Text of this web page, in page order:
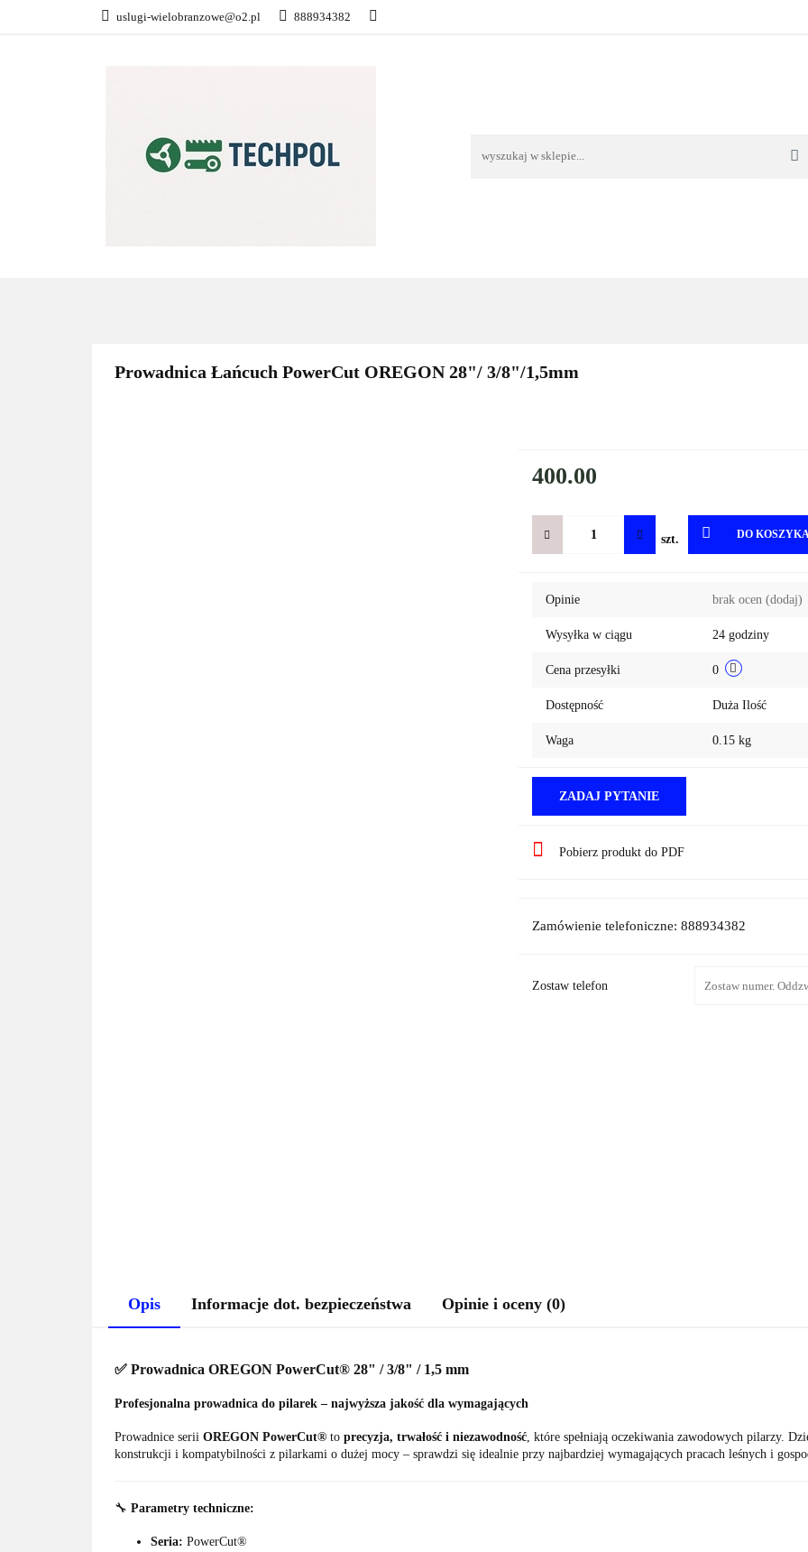
uslugi-wielobranzowe@o2.pl 888934382
Prowadnica Łańcuch PowerCut OREGON 28"/ 3/8"/1,5mm
400.00
szt. DO
Opinie brak ocen (dodaj)
Wysyłka w ciągu 24 godziny
Cena przesyłki 0
Dostępność Duża Ilość
Waga 0.15 kg
ZADAJ PYTANIE
Pobierz produkt do PDF
Zamówienie telefoniczne: 888934382
Zostaw telefon
Opis Informacje dot. bezpieczeństwa Opinie i oceny (0)
✅ Prowadnica OREGON PowerCut® 28" / 3/8" / 1,5 mm
Profesjonalna prowadnica do pilarek – najwyższa jakość dla wymagających
Prowadnice serii OREGON PowerCut® to precyzja, trwałość i niezawodność , które spełniają oczekiwania zawodowych pilarzy.
konstrukcji i kompatybilności z pilarkami o dużej mocy – sprawdzi się idealnie przy najbardziej wymagających pracach leśnych i
🔧 Parametry techniczne:
Seria: PowerCut®